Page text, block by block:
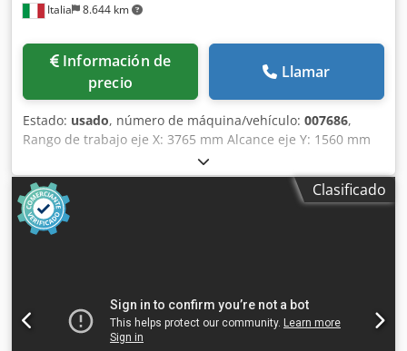
Italia 8.644 km
Información de
precio
Llamar
Estado: usado, número de máquina/vehículo: 007686,
Rango de trabajo eje X: 3765 mm Alcance eje Y: 1560 mm
Cedpfju Tliyox Agfsrf Plano de trabajo: Mesa nido Potencia
husillo principal: 13,2 KW Nº de ejes controlados: 3 ejes
Número de husillos de taladrado: 18 Número de
posiciones de herramienta: 12
Clasificado